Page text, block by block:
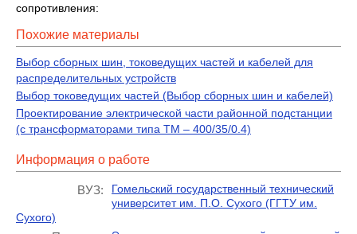
сопротивления:
Похожие материалы
Выбор сборных шин, токоведущих частей и кабелей для
распределительных устройств
Выбор токоведущих частей (Выбор сборных шин и кабелей)
Проектирование электрической части районной подстанции
(с трансформаторами типа ТМ – 400/35/0.4)
Информация о работе
ВУЗ:
Гомельский государственный технический
университет им. П.О. Сухого (ГГТУ им.
Сухого)